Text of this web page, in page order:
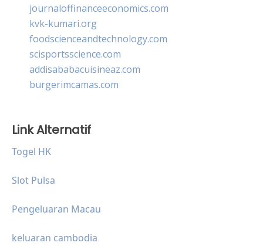
journaloffinanceeconomics.com
kvk-kumari.org
foodscienceandtechnology.com
scisportsscience.com
addisababacuisineaz.com
burgerimcamas.com
Link Alternatif
Togel HK
Slot Pulsa
Pengeluaran Macau
keluaran cambodia